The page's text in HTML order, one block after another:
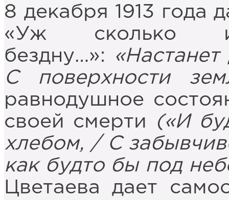
8 декабря 1913 года
«Уж
бездну…»:
С поверхности
равнодушное
своей смерти
(«И
хлебом, / С
как будто бы под
Цветаева дает